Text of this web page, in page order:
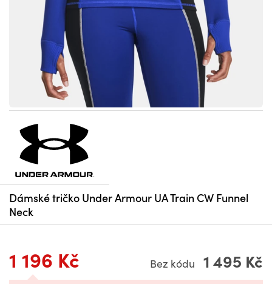
Dámské tričko Under Armour UA Train CW Funnel
Neck
1 196 Kč Bez kódu 1 495 Kč